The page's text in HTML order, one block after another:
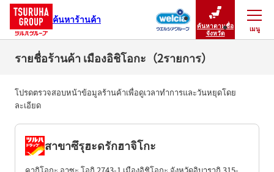
ค้นหาร้านค้า
ค้นหาตามชื่อ
จังหวัด
เมนู
ปิดเมนู
รายชื่อร้านค้า เมืองอิชิโอกะ（2รายการ）
โปรดตรวจสอบหน้าข้อมูลร้านค้าเพื่อดูเวลาทำการและวันหยุดโดย
ละเอียด
สาขาซึรุฮะดรักฮาจิโกะ